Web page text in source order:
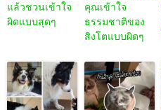
แล้วชวนเข้าใจ
ผิดแบบสุดๆ
คุณเข้าใจ
ธรรมชาติของ
สิงโตแบบผิดๆ